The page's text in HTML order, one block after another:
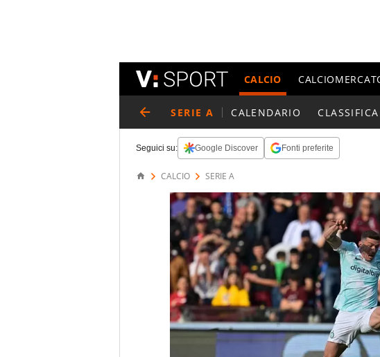
CALCIO
SERIE A CALENDARIO CLASSIFICA
Seguici su: Google Discover Fonti preferite
CALCIO SERIE A